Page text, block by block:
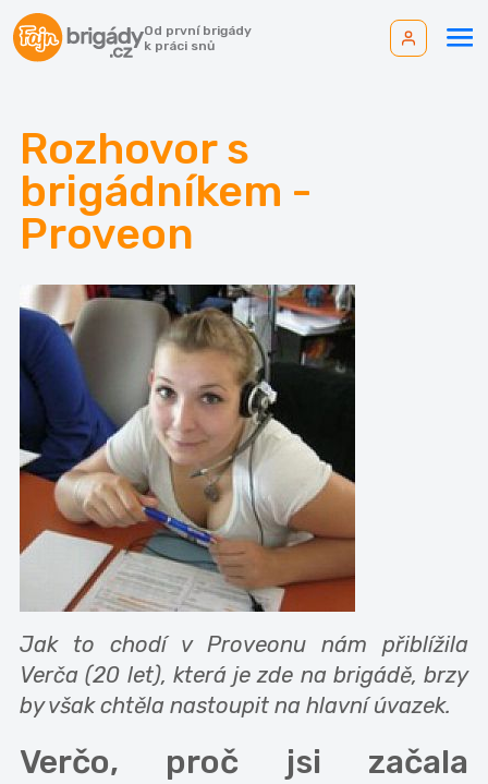
Od první brigády
k práci snů
Rozhovor s
brigádníkem -
Proveon
Jak to chodí v Proveonu nám přiblížila
Verča (20 let), která je zde na brigádě, brzy
by však chtěla nastoupit na hlavní úvazek.
Verčo, proč jsi začala